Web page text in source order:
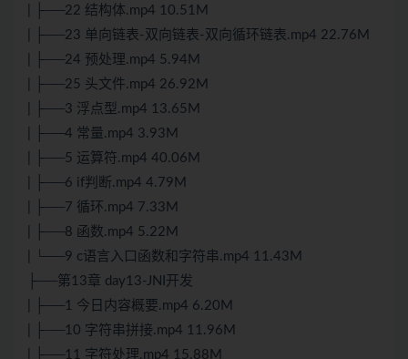
| ├──22 结构体.mp4 10.51M
| ├──23 单向链表-双向链表-双向循环链表.mp4 22.76M
| ├──24 预处理.mp4 5.94M
| ├──25 头文件.mp4 26.92M
| ├──3 浮点型.mp4 13.65M
| ├──4 常量.mp4 3.93M
| ├──5 运算符.mp4 40.06M
| ├──6 if判断.mp4 4.79M
| ├──7 循环.mp4 7.33M
| ├──8 函数.mp4 5.22M
| └──9 c语言入口函数和字符串.mp4 11.43M
├──第13章 day13-JNI开发
| ├──1 今日内容概要.mp4 6.20M
| ├──10 字符串拼接.mp4 11.96M
| ├──11 字符处理.mp4 15.88M